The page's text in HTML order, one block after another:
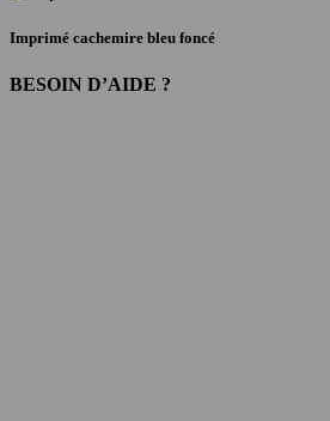
Imprimé cachemire bleu foncé
BESOIN D’AIDE ?